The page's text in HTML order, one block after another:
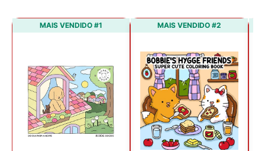
MAIS VENDIDO #1 MAIS VENDIDO #2